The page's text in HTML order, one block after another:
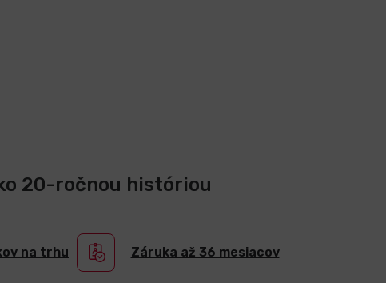
20-ročnou históriou
na trhu Záruka až 36 mesiacov